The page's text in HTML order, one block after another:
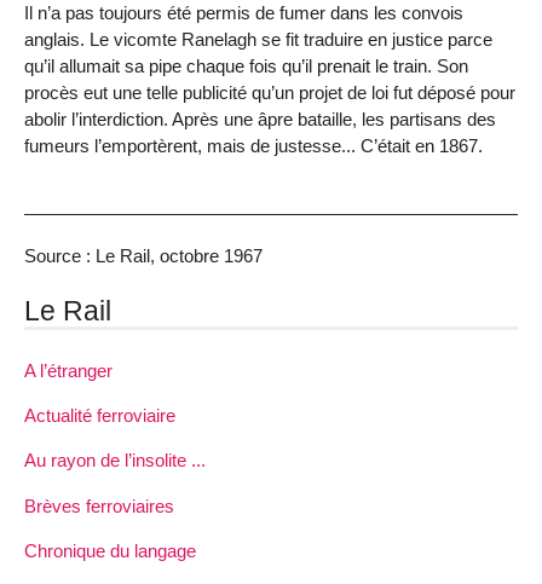
Il n’a pas toujours été permis de fumer dans les convois
anglais. Le vicomte Ranelagh se fit traduire en justice parce
qu’il allumait sa pipe chaque fois qu’il prenait le train. Son
procès eut une telle publicité qu’un projet de loi fut déposé pour
abolir l’interdiction. Après une âpre bataille, les partisans des
fumeurs l’emportèrent, mais de justesse... C’était en 1867.
Source : Le Rail, octobre 1967
Le Rail
A l’étranger
Actualité ferroviaire
Au rayon de l’insolite ...
Brèves ferroviaires
Chronique du langage